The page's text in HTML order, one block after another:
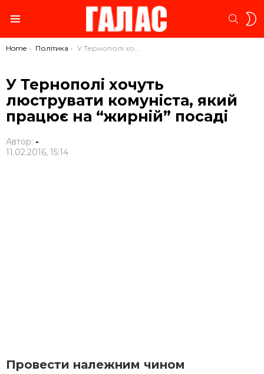
You are here:
Home Політика У Тернополі хочуть люструвати комуніста, який працює на “жирній” посаді
У Тернополі хочуть
люструвати комуніста, який
працює на “жирній” посаді
Автор: -
11.02.2016, 15:14
Провести належним чином